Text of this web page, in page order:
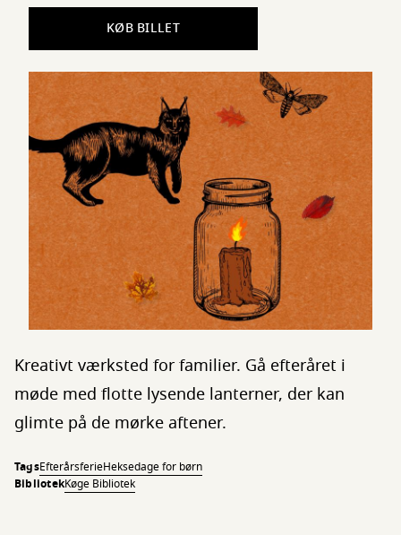
KØB BILLET
Kreativt værksted for familier. Gå efteråret i
møde med flotte lysende lanterner, der kan
glimte på de mørke aftener.
TagsEfterårsferieHeksedage for børn
BibliotekKøge Bibliotek